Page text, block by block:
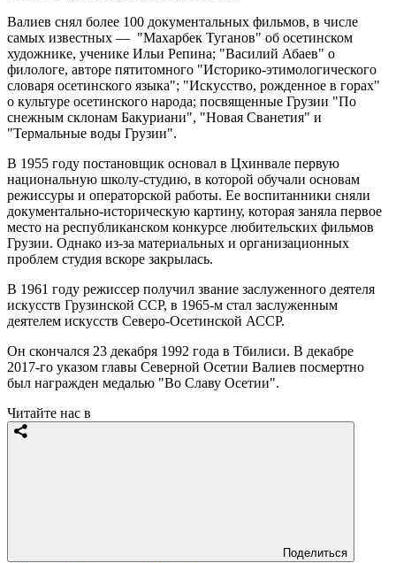
Валиев снял более 100 документальных фильмов, в числе
самых известных — "Махарбек Туганов" об осетинском
художнике, ученике Ильи Репина; "Василий Абаев" о
филологе, авторе пятитомного "Историко-этимологического
словаря осетинского языка"; "Искусство, рожденное в горах"
о культуре осетинского народа; посвященные Грузии "По
снежным склонам Бакуриани", "Новая Сванетия" и
"Термальные воды Грузии".
В 1955 году постановщик основал в Цхинвале первую
национальную школу-студию, в которой обучали основам
режиссуры и операторской работы. Ее воспитанники сняли
документально-историческую картину, которая заняла первое
место на республиканском конкурсе любительских фильмов
Грузии. Однако из-за материальных и организационных
проблем студия вскоре закрылась.
В 1961 году режиссер получил звание заслуженного деятеля
искусств Грузинской ССР, в 1965-м стал заслуженным
деятелем искусств Северо-Осетинской АССР.
Он скончался 23 декабря 1992 года в Тбилиси. В декабре
2017-го указом главы Северной Осетии Валиев посмертно
был награжден медалью "Во Славу Осетии".
Читайте нас в
Поделиться